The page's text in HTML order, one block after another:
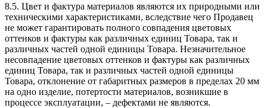
8.5. Цвет и фактура материалов являются их природными или
техническими характеристиками, вследствие чего Продавец
не может гарантировать полного совпадения цветовых
оттенков и фактуры как различных единиц Товара, так и
различных частей одной единицы Товара. Незначительное
несовпадение цветовых оттенков и фактуры как различных
единиц Товара, так и различных частей одной единицы
Товара, отклонение от габаритных размеров в пределах 20 мм
на одно изделие, потертости материалов, возникшие в
процессе эксплуатации, – дефектами не являются.